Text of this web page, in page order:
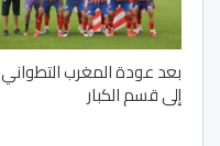
بعد عودة المغرب التطواني
إلى قسم الكبار